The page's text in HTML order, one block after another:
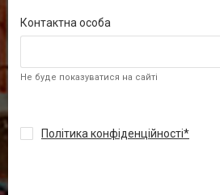
Контактна особа
Не буде показуватися на сайті
Політика конфіденційності